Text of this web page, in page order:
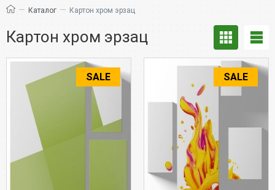
— Каталог — Картон хром эрзац
Картон хром эрзац
SALE SALE